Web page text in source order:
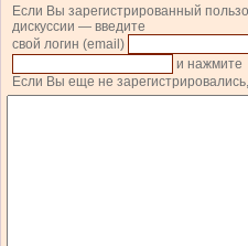
Если Вы зарегистрированный
дискуссии — введите
свой логин (email)
и нажмите
Если Вы еще не